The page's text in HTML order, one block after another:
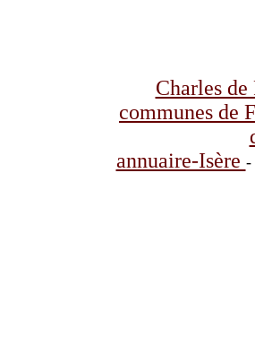
Charles de
communes de
annuaire-Isère -